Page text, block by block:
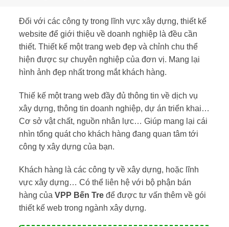
Đối với các công ty trong lĩnh vực xây dựng, thiết kế
website để giới thiệu về doanh nghiệp là đều cần
thiết. Thiết kế một trang web đẹp và chỉnh chu thể
hiện được sự chuyên nghiệp của đơn vị. Mang lại
hình ảnh đẹp nhất trong mắt khách hàng.
Thiế kế một trang web đầy đủ thông tin về dịch vụ
xây dựng, thông tin doanh nghiệp, dự án triển khai…
Cơ sở vật chất, nguồn nhân lực… Giúp mang lại cái
nhìn tổng quát cho khách hàng đang quan tâm tới
công ty xây dựng của bạn.
Khách hàng là các công ty về xây dựng, hoặc lĩnh
vực xây dựng… Có thể liên hệ với bộ phận bán
hàng của VPP Bến Tređể được tư vấn thêm về gói
thiết kế web trong ngành xây dựng.